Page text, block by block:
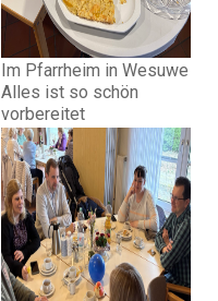
Im Pfarrheim in Wesuwe
Alles ist so schön
vorbereitet